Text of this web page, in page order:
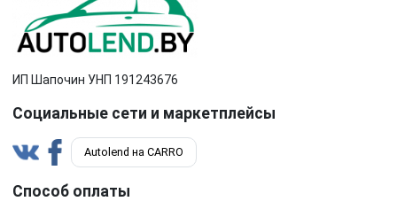
ИП Шапочин УНП 191243676
Социальные сети и маркетплейсы
Autolend на CARRO
Способ оплаты